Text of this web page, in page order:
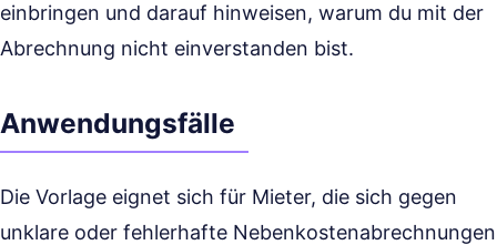
einbringen und darauf hinweisen, warum du mit der
Abrechnung nicht einverstanden bist.
Anwendungsfälle
Die Vorlage eignet sich für Mieter, die sich gegen
unklare oder fehlerhafte Nebenkostenabrechnungen